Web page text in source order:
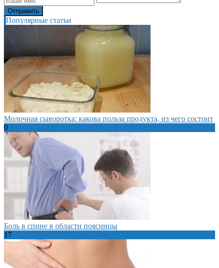
Популярные статьи
Молочная сыворотка: какова польза продукта, из чего состоит
0
Боль в спине в области поясницы
17